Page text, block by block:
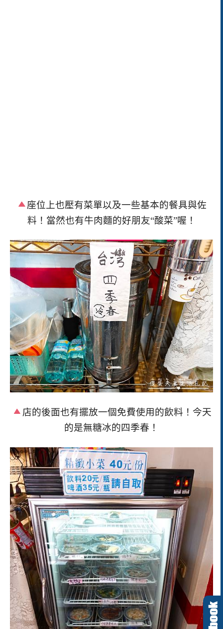
座位上也壓有菜單以及一些基本的餐具與佐
料！當然也有牛肉麵的好朋友“酸菜”喔！
店的後面也有擺放一個免費使用的飲料！今天
的是無糖冰的四季春！